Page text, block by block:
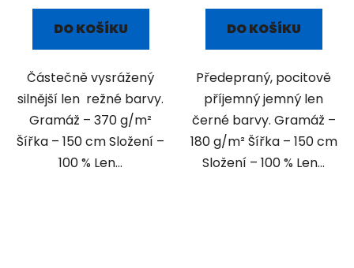
DO KOŠÍKU
Částečně vysrážený
silnější len režné barvy.
Gramáž – 370 g/m²
Šířka – 150 cm Složení –
100 % Len...
DO KOŠÍKU
Předepraný, pocitově
příjemný jemný len
černé barvy. Gramáž –
180 g/m² Šířka – 150 cm
Složení – 100 % Len...